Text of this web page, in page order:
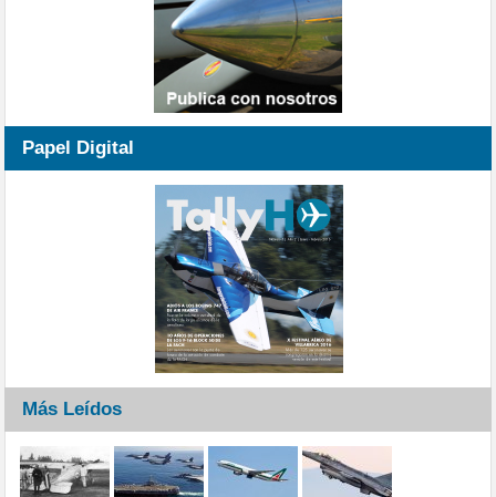
Papel Digital
Más Leídos